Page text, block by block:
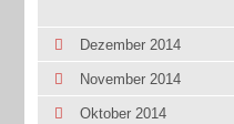
Dezember 2014
November 2014
Oktober 2014